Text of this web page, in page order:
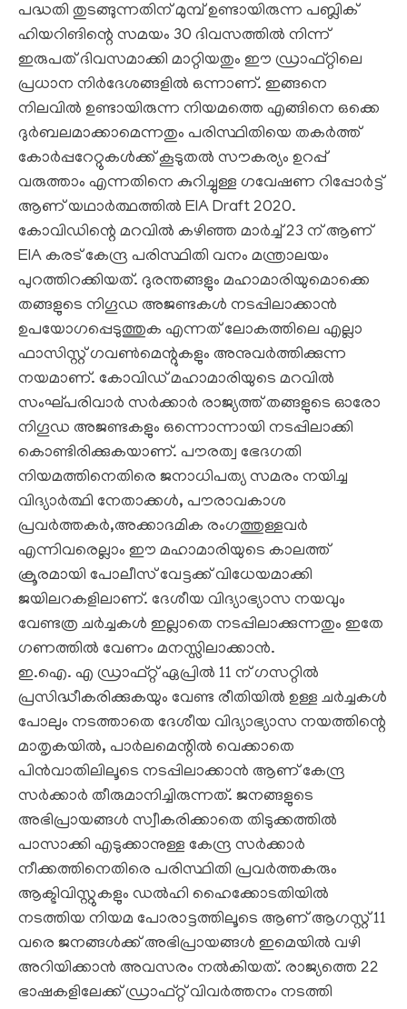
പദ്ധതി തുടങ്ങുന്നതിന് മുമ്പ് ഉണ്ടായിരുന്ന പബ്ലിക്
ഹിയറിങിന്റെ സമയം 30 ദിവസത്തില്‍ നിന്ന്
ഇരുപത് ദിവസമാക്കി മാറ്റിയതും ഈ ഡ്രാഫ്റ്റിലെ
പ്രധാന നിര്‍ദേശങ്ങളില്‍ ഒന്നാണ്. ഇങ്ങനെ
നിലവില്‍ ഉണ്ടായിരുന്ന നിയമത്തെ എങ്ങിനെ ഒക്കെ
ദുര്‍ബലമാക്കാമെന്നതും പരിസ്ഥിതിയെ തകര്‍ത്ത്
കോര്‍പ്പറേറ്റുകള്‍ക്ക് കൂടുതല്‍ സൗകര്യം ഉറപ്പ്
വരുത്താം എന്നതിനെ കുറിച്ചുള്ള ഗവേഷണ റിപ്പോര്‍ട്ട്
ആണ് യഥാര്‍ത്ഥത്തില്‍ EIA Draft 2020.
കോവിഡിന്റെ മറവില്‍ കഴിഞ്ഞ മാര്‍ച്ച് 23 ന് ആണ്
EIA കരട് കേന്ദ്ര പരിസ്ഥിതി വനം മന്ത്രാലയം
പുറത്തിറക്കിയത്. ദുരന്തങ്ങളും മഹാമാരിയുമൊക്കെ
തങ്ങളുടെ നിഗൂഡ അജണ്ടകള്‍ നടപ്പിലാക്കാന്‍
ഉപയോഗപ്പെടുത്തുക എന്നത് ലോകത്തിലെ എല്ലാ
ഫാസിസ്റ്റ് ഗവണ്‍മെന്റുകളും അനുവര്‍ത്തിക്കുന്ന
നയമാണ്. കോവിഡ് മഹാമാരിയുടെ മറവില്‍
സംഘ്പരിവാര്‍ സര്‍ക്കാര്‍ രാജ്യത്ത് തങ്ങളുടെ ഓരോ
നിഗൂഡ അജണ്ടകളും ഒന്നൊന്നായി നടപ്പിലാക്കി
കൊണ്ടിരിക്കുകയാണ്. പൗരത്വ ഭേദഗതി
നിയമത്തിനെതിരെ ജനാധിപത്യ സമരം നയിച്ച
വിദ്യാര്‍ത്ഥി നേതാക്കള്‍, പൗരാവകാശ
പ്രവര്‍ത്തകര്‍,അക്കാദമിക രംഗത്തുള്ളവര്‍
എന്നിവരെല്ലാം ഈ മഹാമാരിയുടെ കാലത്ത്
ക്രൂരമായി പോലീസ് വേട്ടക്ക് വിധേയമാക്കി
ജയിലറകളിലാണ്. ദേശീയ വിദ്യാഭ്യാസ നയവും
വേണ്ടത്ര ചര്‍ച്ചകള്‍ ഇല്ലാതെ നടപ്പിലാക്കുന്നതും ഇതേ
ഗണത്തില്‍ വേണം മനസ്സിലാക്കാന്‍.
ഇ.ഐ. എ ഡ്രാഫ്റ്റ് ഏപ്രില്‍ 11 ന് ഗസറ്റില്‍
പ്രസിദ്ധീകരിക്കുകയും വേണ്ട രീതിയില്‍ ഉള്ള ചര്‍ച്ചകള്‍
പോലും നടത്താതെ ദേശീയ വിദ്യാഭ്യാസ നയത്തിന്റെ
മാതൃകയില്‍, പാര്‍ലമെന്റില്‍ വെക്കാതെ
പിന്‍വാതിലിലൂടെ നടപ്പിലാക്കാന്‍ ആണ് കേന്ദ്ര
സര്‍ക്കാര്‍ തീരുമാനിച്ചിരുന്നത്. ജനങ്ങളുടെ
അഭിപ്രായങ്ങള്‍ സ്വീകരിക്കാതെ തിടുക്കത്തില്‍
പാസാക്കി എടുക്കാനുള്ള കേന്ദ്ര സര്‍ക്കാര്‍
നീക്കത്തിനെതിരെ പരിസ്ഥിതി പ്രവര്‍ത്തകരും
ആക്ടിവിസ്റ്റുകളും ഡല്‍ഹി ഹൈക്കോടതിയില്‍
നടത്തിയ നിയമ പോരാട്ടത്തിലൂടെ ആണ് ആഗസ്റ്റ് 11
വരെ ജനങ്ങള്‍ക്ക് അഭിപ്രായങ്ങള്‍ ഇമെയില്‍ വഴി
അറിയിക്കാന്‍ അവസരം നല്‍കിയത്. രാജ്യത്തെ 22
ഭാഷകളിലേക്ക് ഡ്രാഫ്റ്റ് വിവര്‍ത്തനം നടത്തി